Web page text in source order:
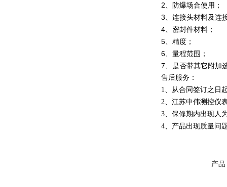
2、防爆场合使用
3、连接头材料及连
4、密封件材料；
5、精度；
6、量程范围；
7、是否带其它附加
售后服务：
1、从合同签订之日
2、江苏中伟测控仪
3、保修期内出现人
4、产品出现质量问
产品